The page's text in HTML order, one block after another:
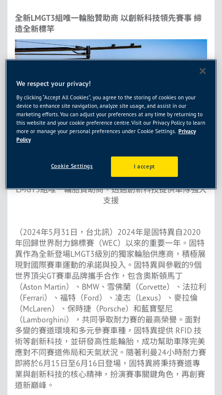
全新LMGT3組唯一輪胎贊助商 以創新科技領先賽事 締
造全新標竿
圖說：固特異為2024 FIA世界耐力錦標賽（WEC）全新
LMGT3組唯一輪胎贊助商，透過創新科技提供車隊強大
支援
（2024年5月31日，台北訊）2024年是固特異自2020
年回歸世界耐力錦標賽（WEC）以來的重要一年。固特
異作為全新登場LMGT3級別的獨家輪胎供應商，積極展
現對國際賽車運動的承諾與投入。固特異與參戰的9個
世界頂尖GT賽車品牌攜手合作，包含奧斯頓馬丁
（Aston Martin）、BMW、雪佛蘭（Corvette）、法拉利
（Ferrari）、福特（Ford）、凌志（Lexus）、麥拉倫
（McLaren）、保時捷（Porsche）和藍寶堅尼
（Lamborghini），共同爭取耐力賽的最高榮譽。面對
多變的賽道環境和多元參賽車種，固特異提供 RFID 技
術等創新科技，並研發高性能輪胎，成功幫助車隊完美
應對不同賽道佈局和天氣狀況。隨著利曼24小時耐力賽
即將於6月15日至6月16日登場，固特異將秉持賽道專
業與創新科技的核心精神，扮演賽事關鍵角色，再創賽
道新巔峰。
We respect your privacy!
By clicking “Accept All Cookies”, you agree to the storing of cookies on your
device to enhance site navigation, analyze site usage, and assist in our
marketing efforts. You can adjust your preferences at any time by returning to
this website and your cookie preference centre. Visit our Privacy Policy to learn
more or manage your personal preferences under Cookie Settings. Privacy
Policy
I accept
Cookie Settings